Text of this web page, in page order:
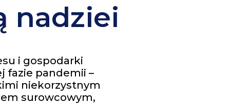
nadziei
i gospodarki
fazie pandemii –
niekorzystnym
surowcowym,